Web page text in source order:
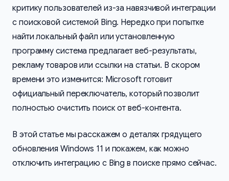
критику пользователей из-за навязчивой интеграции
с поисковой системой Bing. Нередко при попытке
найти локальный файл или установленную
программу система предлагает веб-результаты,
рекламу товаров или ссылки на статьи. В скором
времени это изменится: Microsoft готовит
официальный переключатель, который позволит
полностью очистить поиск от веб-контента.
В этой статье мы расскажем о деталях грядущего
обновления Windows 11 и покажем, как можно
отключить интеграцию с Bing в поиске прямо сейчас.